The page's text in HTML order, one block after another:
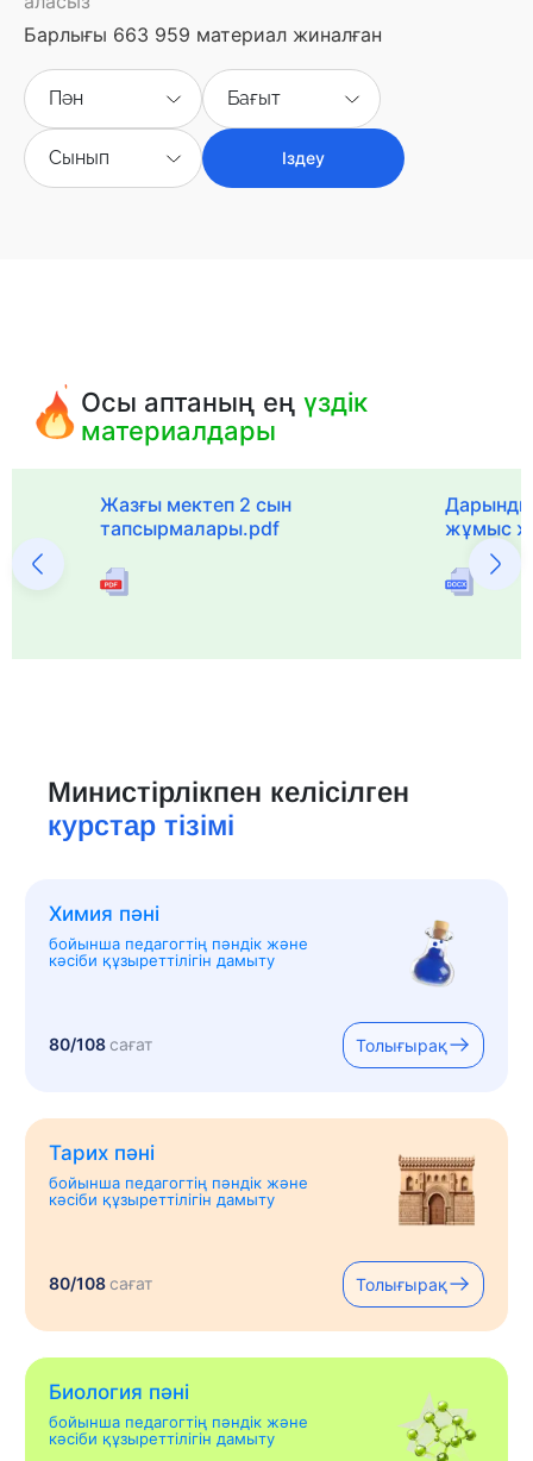
Барлығы 663 959 материал жиналған
Пән Бағыт
Сынып Іздеу
Осы аптаның еңүздік
материалдары
Жазғы мектеп 2 сын
тапсырмалары.pdf
жұмыс
Министірлікпен келісілген
курстар тізімі
Химия пәні
бойынша педагогтің пәндік және
кәсіби құзыреттілігін дамыту
80/108сағат Толығырақ
Тарих пәні
бойынша педагогтің пәндік және
кәсіби құзыреттілігін дамыту
80/108сағат Толығырақ
Биология пәні
бойынша педагогтің пәндік және
кәсіби құзыреттілігін дамыту